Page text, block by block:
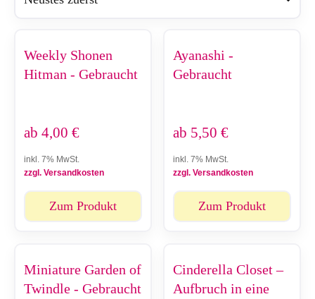
Weekly Shonen
Hitman - Gebraucht
ab 4,00 €
inkl. 7% MwSt.
zzgl. Versandkosten
Zum Produkt
Ayanashi -
Gebraucht
ab 5,50 €
inkl. 7% MwSt.
zzgl. Versandkosten
Zum Produkt
Miniature Garden of
Twindle - Gebraucht
Cinderella Closet –
Aufbruch in eine